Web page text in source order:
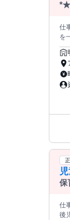
仕
を
か
習
務 こども達をサポート♪ こどもたちが安心して過ごせる放課後の居場所 づくりを一緒につくるお仕事です。遊びや活
動
安心して働けます
保
仕事内容 ／／ 社会福祉法
後児